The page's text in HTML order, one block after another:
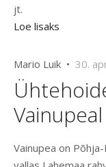
jt.
Loe lisaks
Mario Luik • 30.
Vainupeal
Vainupea on